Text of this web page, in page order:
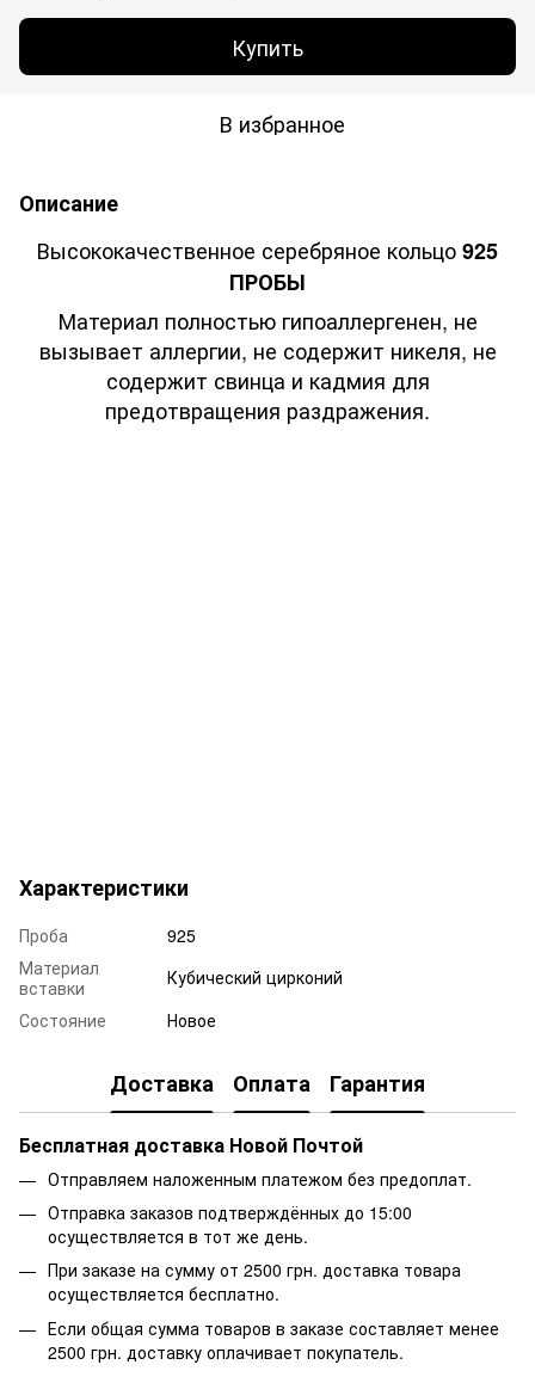
Купить
В избранное
Описание
Высококачественное серебряное кольцо925
ПРОБЫ
Материал полностью гипоаллергенен, не
вызывает аллергии, не содержит никеля, не
содержит свинца и кадмия для
предотвращения раздражения.
Характеристики
Проба
925
Материал
вставки
Кубический цирконий
Состояние
Новое
Доставка Оплата Гарантия
Бесплатная доставка Новой Почтой
Отправляем наложенным платежом без предоплат.
Отправка заказов подтверждённых до 15:00
осуществляется в тот же день.
При заказе на сумму от 2500 грн. доставка товара
осуществляется бесплатно.
Если общая сумма товаров в заказе составляет менее
2500 грн. доставку оплачивает покупатель.